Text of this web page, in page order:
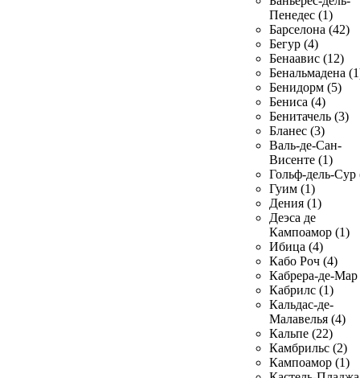
Пенедес (1)
Барселона (42)
Бегур (4)
Бенаавис (12)
Бенальмадена
Бенидорм (5)
Бениса (4)
Бенитачель (3)
Бланес (3)
Валь-де-Сан-
Висенте (1)
Гольф-дель-Сур
Гуим (1)
Дения (1)
Деэса де
Кампоамор (1)
Ибица (4)
Кабо Роч (4)
Кабрера-де-Мар
Кабрилс (1)
Кальдас-де-
Малавелья (4)
Кальпе (22)
Камбрильс (2)
Кампоамор (1)